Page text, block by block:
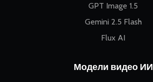
GPT Image 1.5
Gemini 2.5 Flash
Flux AI
Модели видео ИИ